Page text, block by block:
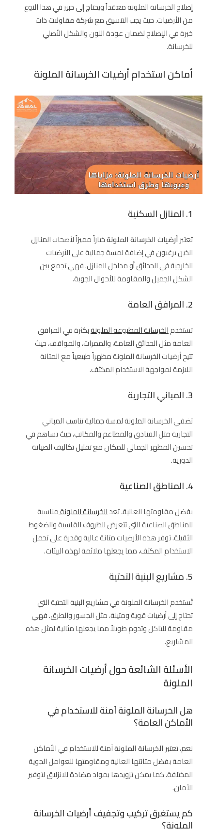
إصلاح الخرسانة الملونة معقداً ويحتاج إلى خبير في هذا النوع
من الأرضيات. حيث يجب التنسيق معشركة مقاولاتذات
خبرة في الإصلاح لضمان عودة اللون والشكل الأصلي
للخرسانة.
أماكن استخدام أرضيات الخرسانة الملونة
1. المنازل السكنية
تعتبرأرضيات الخرسانة الملونةخياراً مميزاً لأصحاب المنازل
الذين يرغبون في إضافة لمسة جمالية على الأرضيات
الخارجية في الحدائق أو مداخل المنازل. فهي تجمع بين
الشكل الجميل والمقاومة للأحوال الجوية.
2. المرافق العامة
تستخدمالخرسانة المطبوعة الملونةبكثرة في المرافق
العامة مثل الحدائق العامة، والممرات، والمواقف، حيث
تتيح أرضيات الخرسانة الملونة مظهراً طبيعياً مع المتانة
اللازمة لمواجهة الاستخدام المكثف.
3. المباني التجارية
تضفي الخرسانة الملونة لمسة جمالية تناسب المباني
التجارية مثل الفنادق والمطاعم والمكاتب، حيث تساهم في
تحسين المظهر الجمالي للمكان مع تقليل تكاليف الصيانة
الدورية.
4. المناطق الصناعية
بفضل مقاومتها العالية، تعدالخرسانة الملونةمناسبة
للمناطق الصناعية التي تتعرض للظروف القاسية والضغوط
الثقيلة. توفر هذه الأرضيات متانة عالية وقدرة على تحمل
الاستخدام المكثف، مما يجعلها ملائمة لهذه البيئات.
5. مشاريع البنية التحتية
تُستخدم الخرسانة الملونة في مشاريع البنية التحتية التي
تحتاج إلى أرضيات قوية ومتينة، مثل الجسور والطرق. فهي
مقاومة للتآكل وتدوم طويلاً مما يجعلها مثالية لمثل هذه
المشاريع.
الأسئلة الشائعة حول أرضيات الخرسانة
الملونة
هل الخرسانة الملونة آمنة للاستخدام في
الأماكن العامة؟
نعم، تعتبر الخرسانة الملونةآمنة للاستخدام في الأماكن
العامة بفضل متانتها العالية ومقاومتها للعوامل الجوية
المختلفة. كما يمكن تزويدها بمواد مضادة للانزلاق لتوفير
الأمان.
كم يستغرق تركيب وتجفيف أرضيات الخرسانة
الملونة؟